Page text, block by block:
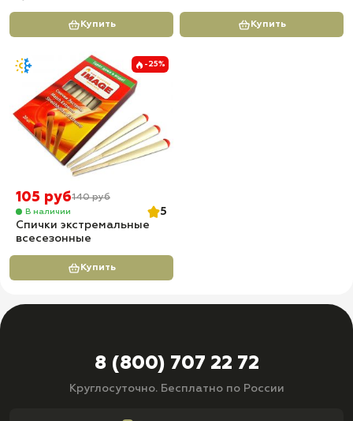
Купить Купить
-25%
105 руб140 руб
В наличии
5
Спички экстремальные
всесезонные
Купить
8 (800) 707 22 72
Круглосуточно. Бесплатно по России